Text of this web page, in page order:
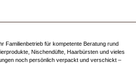
Familienbetrieb für kompetente Beratung rund
Nischendüfte, Haarbürsten und vieles
noch persönlich verpackt und verschickt –